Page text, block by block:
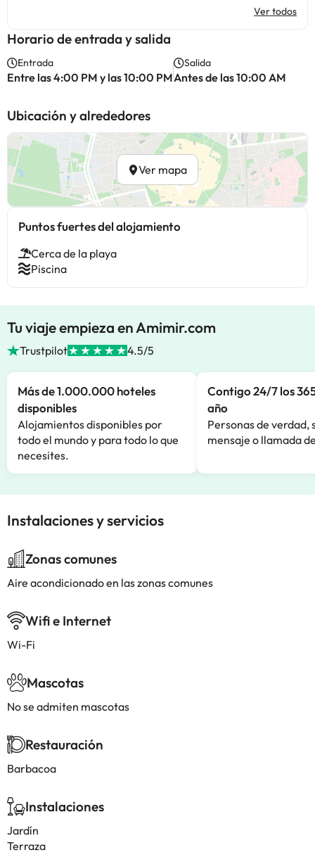
Ver todos
Horario de entrada y salida
Entrada
Entre las 4:00 PM y las 10:00 PM
Salida
Antes de las 10:00 AM
Ubicación y alrededores
Ver mapa
Puntos fuertes del alojamiento
Cerca de la playa
Piscina
Tu viaje empieza en Amimir.com
Trustpilot 4.5/5
Más de 1.000.000 hoteles
disponibles
Alojamientos disponibles por
todo el mundo y para todo lo que
necesites.
Contigo 24/7 los
año
Personas de verdad,
mensaje o llamada
Instalaciones y servicios
Zonas comunes
Aire acondicionado en las zonas comunes
Wifi e Internet
Wi-Fi
Mascotas
No se admiten mascotas
Restauración
Barbacoa
Instalaciones
Jardín
Terraza